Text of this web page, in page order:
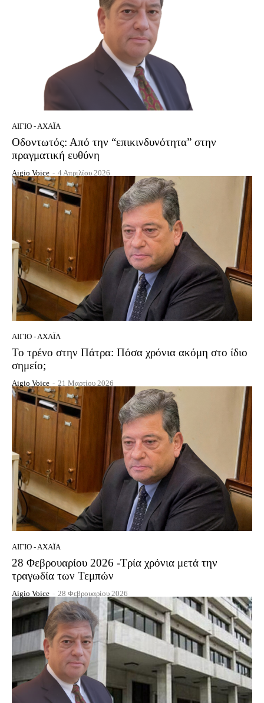
ΑΊΓΙΟ - ΑΧΑΪ́Α
Οδοντωτός: Από την “επικινδυνότητα” στην
πραγματική ευθύνη
Aigio Voice - 4 Απριλίου 2026
ΑΊΓΙΟ - ΑΧΑΪ́Α
Το τρένο στην Πάτρα: Πόσα χρόνια ακόμη στο ίδιο
σημείο;
Aigio Voice - 21 Μαρτίου 2026
ΑΊΓΙΟ - ΑΧΑΪ́Α
28 Φεβρουαρίου 2026 -Τρία χρόνια μετά την
τραγωδία των Τεμπών
Aigio Voice - 28 Φεβρουαρίου 2026